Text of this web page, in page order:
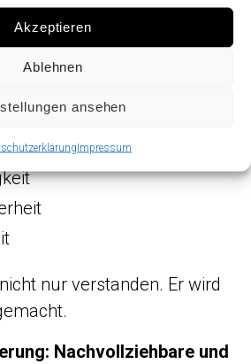
Akzeptieren
Ablehnen
ansehen
Impressum
aller vier Ebenen schafft:
nur verstanden. Er wird
Nachvollziehbare und